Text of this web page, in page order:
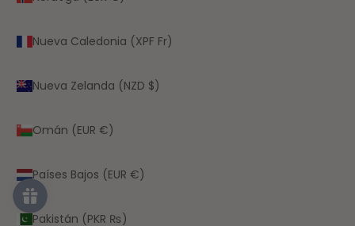
Nueva Caledonia (XPF Fr)
Nueva Zelanda (NZD $)
Omán (EUR €)
Países Bajos (EUR €)
Pakistán (PKR ₨)